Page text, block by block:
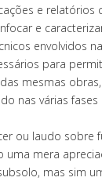
e relatórios
e
envolvidos
para
mesmas
nas várias fases
ou laudo sobre
uma mera
mas sim